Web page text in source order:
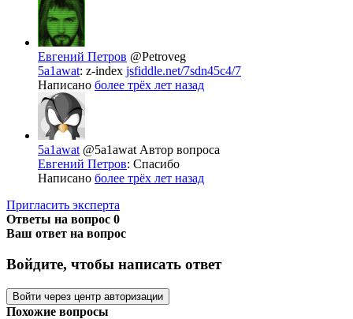
Евгений Петров @Petroveg
5a1awat: z-index jsfiddle.net/7sdn45c4/7
Написано более трёх лет назад
5a1awat @5a1awat Автор вопроса
Евгений Петров: Спасибо
Написано более трёх лет назад
Пригласить эксперта
Ответы на вопрос 0
Ваш ответ на вопрос
Войдите, чтобы написать ответ
Войти через центр авторизации
Похожие вопросы